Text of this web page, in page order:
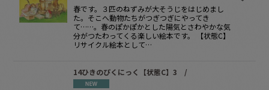
春です。３匹のねずみが大そうじをはじめまし
た。そこへ動物たちがつぎつぎにやってき
て……。春のぽかぽかとした陽気とさわやかな気
分がつたわってくる楽しい絵本です。 【状態C】
リサイクル絵本として…
14ひきのぴくにっく【状態C】3 /